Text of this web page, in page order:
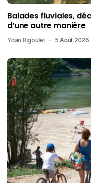
Balades fluviales,
d’une autre manière
Yoan Rigoulet 5 Août 2026